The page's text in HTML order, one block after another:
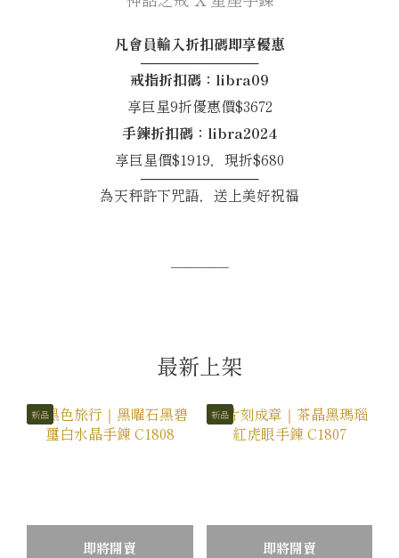
凡會員輸入折扣碼即享優惠
────────────
戒指折扣碼：libra09
享巨星9折優惠價$3672
手鍊折扣碼：libra2024
享巨星價$1919，現折$680
────────────
為天秤許下咒語，送上美好祝福
─────
最新上架
新品
即將開賣
新品
即將開賣